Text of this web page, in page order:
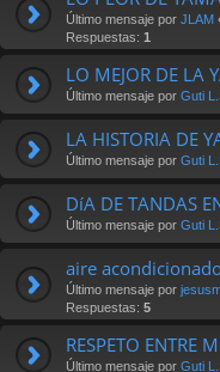
Último mensaje por JLAM
Respuestas: 1
LO MEJOR DE LA
Último mensaje por Guti
LA HISTORIA DE
Último mensaje por Guti
DíA DE TANDAS
Último mensaje por Guti
aire
Último mensaje por
Respuestas: 5
RESPETO ENTRE
Último mensaje por Guti